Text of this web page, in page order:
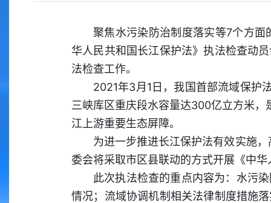
聚焦水污染防治制度落实等7个方
华人民共和国长江保护法》执法检查动
法检查工作。
2021年3月1日，我国首部流域保护
三峡库区重庆段水容量达300亿立方米
江上游重要生态屏障。
为进一步推进长江保护法有效实施
委会将采取市区县联动的方式开展《中
此次执法检查的重点内容为：水污
情况；流域协调机制相关法律制度措施